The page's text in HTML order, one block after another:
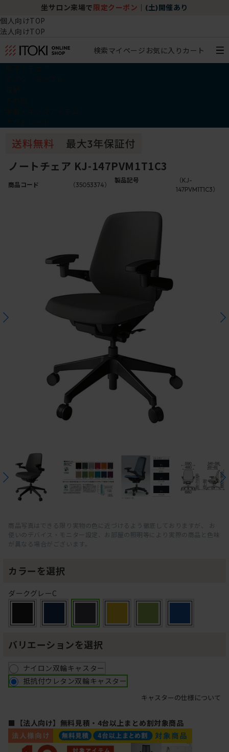
坐サロン来場で 限定クーポン (土)開催あり
個人向けTOP
法人向けTOP
検索マイページ お気に入り カート
ノートチェア KJ-147PVM1T1C3
商品コード （35053374）
製品記号
（KJ-
147PVM1T1C3）
商品写真はできる限り実物の色に近づけるよう徹底しておりますが、 お
使いのデバイス・モニター設定、お部屋の照明等により実際の商品と色味
が異なる場合がございます。
カラーを選択
ダークグレーC
バリエーションを選択
ナイロン双輪キャスター
抵抗付ウレタン双輪キャスター
キャスターの仕様について
■【法人向け】無料見積・4台以上まとめ割対象商品